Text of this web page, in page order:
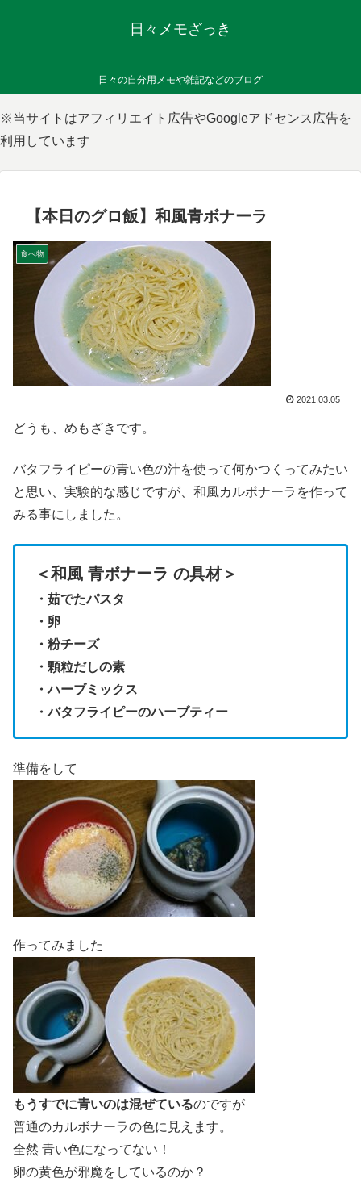
日々メモざっき
日々の自分用メモや雑記などのブログ
※当サイトはアフィリエイト広告やGoogleアドセンス広告を
利用しています
【本日のグロ飯】和風青ボナーラ
食べ物
2021.03.05
どうも、めもざきです。
バタフライピーの青い色の汁を使って何かつくってみたい
と思い、実験的な感じですが、和風カルボナーラを作って
みる事にしました。
＜和風 青ボナーラ の具材＞
・茹でたパスタ
・卵
・粉チーズ
・顆粒だしの素
・ハーブミックス
・バタフライピーのハーブティー
準備をして
作ってみました
もうすでに青いのは混ぜているのですが
普通のカルボナーラの色に見えます。
全然 青い色になってない！
卵の黄色が邪魔をしているのか？